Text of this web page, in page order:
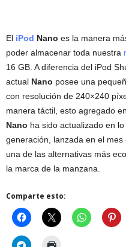
El iPod Nano es la manera
poder almacenar toda nuestra
16 GB. A diferencia del iPod
actual Nano posee una
con resolución de 240×240
manera táctil, esto agregado
Nano ha sido actualizado en
generación, lanzada en el
una de las alternativas más
la marca de la manzana.
Comparte esto: